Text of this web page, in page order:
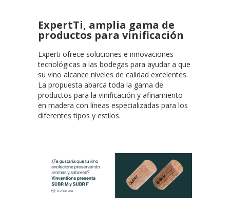
ExpertTi, amplia gama de
productos para vinificación
Experti ofrece soluciones e innovaciones
tecnológicas a las bodegas para ayudar a que
su vino alcance niveles de calidad excelentes.
La propuesta abarca toda la gama de
productos para la vinificación y afinamiento
en madera con líneas especializadas para los
diferentes tipos y estilos.